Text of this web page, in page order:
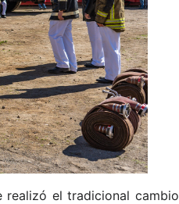
realizó el tradicional cambio